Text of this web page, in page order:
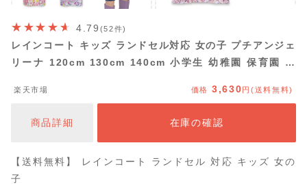
4.79 (52件)
レインコート キッズ ランドセル対応 女の子 プチアンジェ
リーナ 120cm 130cm 140cm 小学生 幼稚園 保育園 子
無料
楽天市場 価格 3,630円(送料無料)
商品詳細 在庫の確認
【送料無料】 レインコート ランドセル 対応 キッズ 女の
子